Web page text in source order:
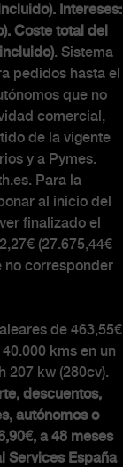
Intereses:
Coste total del
. Sistema
pedidos hasta el
que no
comercial,
de la vigente
y a Pymes.
Para la
al inicio del
finalizado el
(27.675,44€
no corresponder
de 463,55€
kms en un
207 kw (280cv).
descuentos,
autónomos o
a 48 meses
Services España